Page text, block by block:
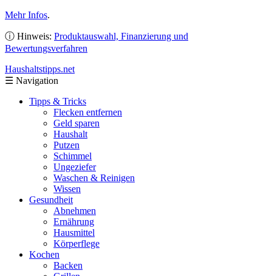
Mehr Infos.
ⓘ Hinweis: Produktauswahl, Finanzierung und
Bewertungsverfahren
Haushaltstipps.net
☰ Navigation
Tipps & Tricks
Flecken entfernen
Geld sparen
Haushalt
Putzen
Schimmel
Ungeziefer
Waschen & Reinigen
Wissen
Gesundheit
Abnehmen
Ernährung
Hausmittel
Körperflege
Kochen
Backen